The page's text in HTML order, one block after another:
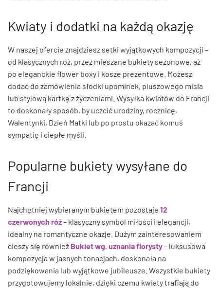
Kwiaty i dodatki na każdą okazję
W naszej ofercie znajdziesz setki wyjątkowych kompozycji –
od klasycznych róż, przez mieszane bukiety sezonowe, aż
po eleganckie flower boxy i kosze prezentowe. Możesz
dodać do zamówienia słodki upominek, pluszowego misia
lub stylową kartkę z życzeniami. Wysyłka kwiatów do Francji
to doskonały sposób, by uczcić urodziny, rocznicę,
Walentynki, Dzień Matki lub po prostu okazać komuś
sympatię i ciepłe myśli.
Popularne bukiety wysyłane do
Francji
Najchętniej wybieranym bukietem pozostaje 12
czerwonych róż– klasyczny symbol miłości i elegancji,
idealny na romantyczne okazje. Dużym zainteresowaniem
cieszy się również Bukiet wg. uznania florysty– luksusowa
kompozycja w jasnych tonacjach, doskonała na
podziękowania lub wyjątkowe jubileusze. Wszystkie bukiety
przygotowujemy lokalnie, dzięki czemu kwiaty trafiają do